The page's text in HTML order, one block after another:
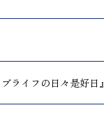
ブライフの日々是好日』